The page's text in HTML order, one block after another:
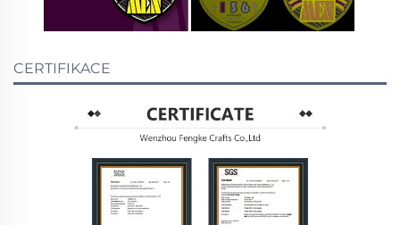
CERTIFIKACE